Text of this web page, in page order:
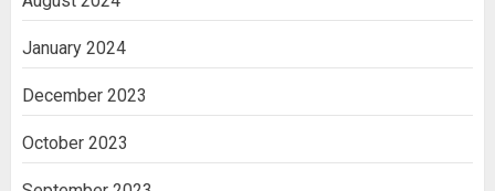
January 2024
December 2023
October 2023